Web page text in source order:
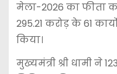
मेला-2026 का फीता
295.21 करोड़ के 61
किया।
मुख्यमंत्री श्री धामी ने